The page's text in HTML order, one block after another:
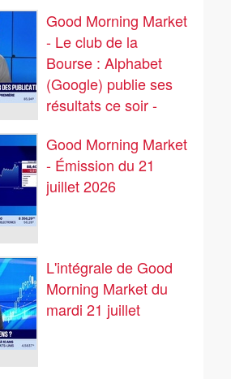
Good Morning Market
- Le club de la
Bourse : Alphabet
(Google) publie ses
résultats ce soir -
Good Morning Market
- Émission du 21
juillet 2026
L'intégrale de Good
Morning Market du
mardi 21 juillet